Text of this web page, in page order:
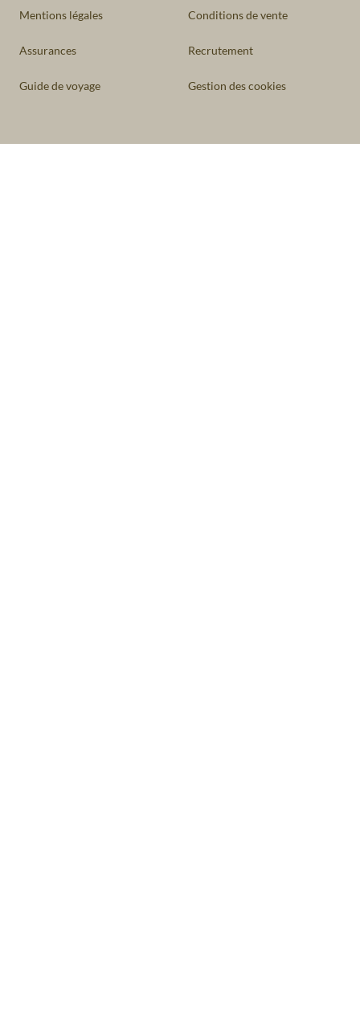
Mentions légales Conditions de vente
Assurances Recrutement
Guide de voyage Gestion des cookies